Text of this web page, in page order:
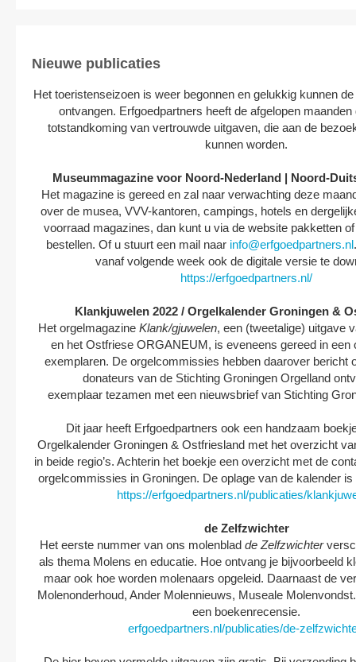
Nieuwe publicaties
Het toeristenseizoen is weer begonnen en gelukkig kunnen
ontvangen. Erfgoedpartners heeft de afgelopen
totstandkoming van vertrouwde uitgaven, die aan de
kunnen worden.
Museummagazine voor Noord-Nederland | Noord-
Het magazine is gereed en zal naar verwachting deze
over de musea, VVV-kantoren, campings, hotels en
voorraad magazines, dan kunt u via de website pakketten
bestellen. Of u stuurt een mail naar info@erfgoedpartners.nl
vanaf volgende week ook de digitale versie te
https://erfgoedpartners.nl/
Klankjuwelen 2022 / Orgelkalender Groningen &
Het orgelmagazine Klank/gjuwelen, een (tweetalige) uitgave
en het Ostfriese ORGANEUM, is eveneens gereed in een
exemplaren. De orgelcommissies hebben daarover bericht
donateurs van de Stichting Groningen Orgelland
exemplaar tezamen met een nieuwsbrief van Stichting
Dit jaar heeft Erfgoedpartners ook een handzaam
Orgelkalender Groningen & Ostfriesland met het overzicht
in beide regio’s. Achterin het boekje een overzicht met de
orgelcommissies in Groningen. De oplage van de kalender
https://erfgoedpartners.nl/publicaties/
de Zelfzwichter
Het eerste nummer van ons molenblad de Zelfzwichter
als thema Molens en educatie. Hoe ontvang je bijvoorbeeld
maar ook hoe worden molenaars opgeleid. Daarnaast de
Molenonderhoud, Ander Molennieuws, Museale
een boekenrecensie.
erfgoedpartners.nl/publicaties/de-